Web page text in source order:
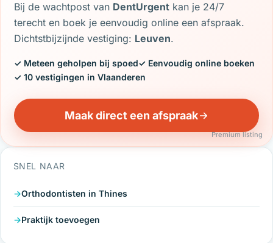
Bij de wachtpost van DentUrgent kan je 24/7
terecht en boek je eenvoudig online een afspraak.
Dichtstbijzijnde vestiging: Leuven.
✓ Meteen geholpen bij spoed✓ Eenvoudig online boeken
✓ 10 vestigingen in Vlaanderen
Maak direct een afspraak
Premium listing
SNEL NAAR
Orthodontisten in Thines
Praktijk toevoegen